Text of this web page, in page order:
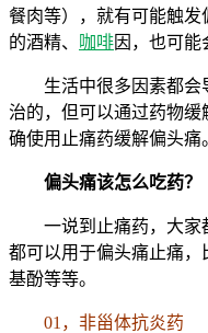
餐肉等），就有可能触
的酒精、
咖啡因，也可能
生活中很多因素都
治的，但可以通过药物
确使用止痛药缓解偏头痛
偏头痛该怎么吃药？
一说到止痛药，大家
都可以用于偏头痛止痛
基酚等等。
01，非甾体抗炎药